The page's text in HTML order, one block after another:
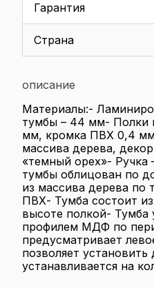
Гарантия
Страна
описание
Материалы:-
тумбы – 44 мм- Полки
мм, кромка ПВХ 0,4
массива дерева,
«темный орех»- Ручка
тумбы облицован по
из массива дерева
ПВХ- Тумба состоит
высоте полкой-
профилем МДФ по
предусматривает
позволяет
устанавливается на